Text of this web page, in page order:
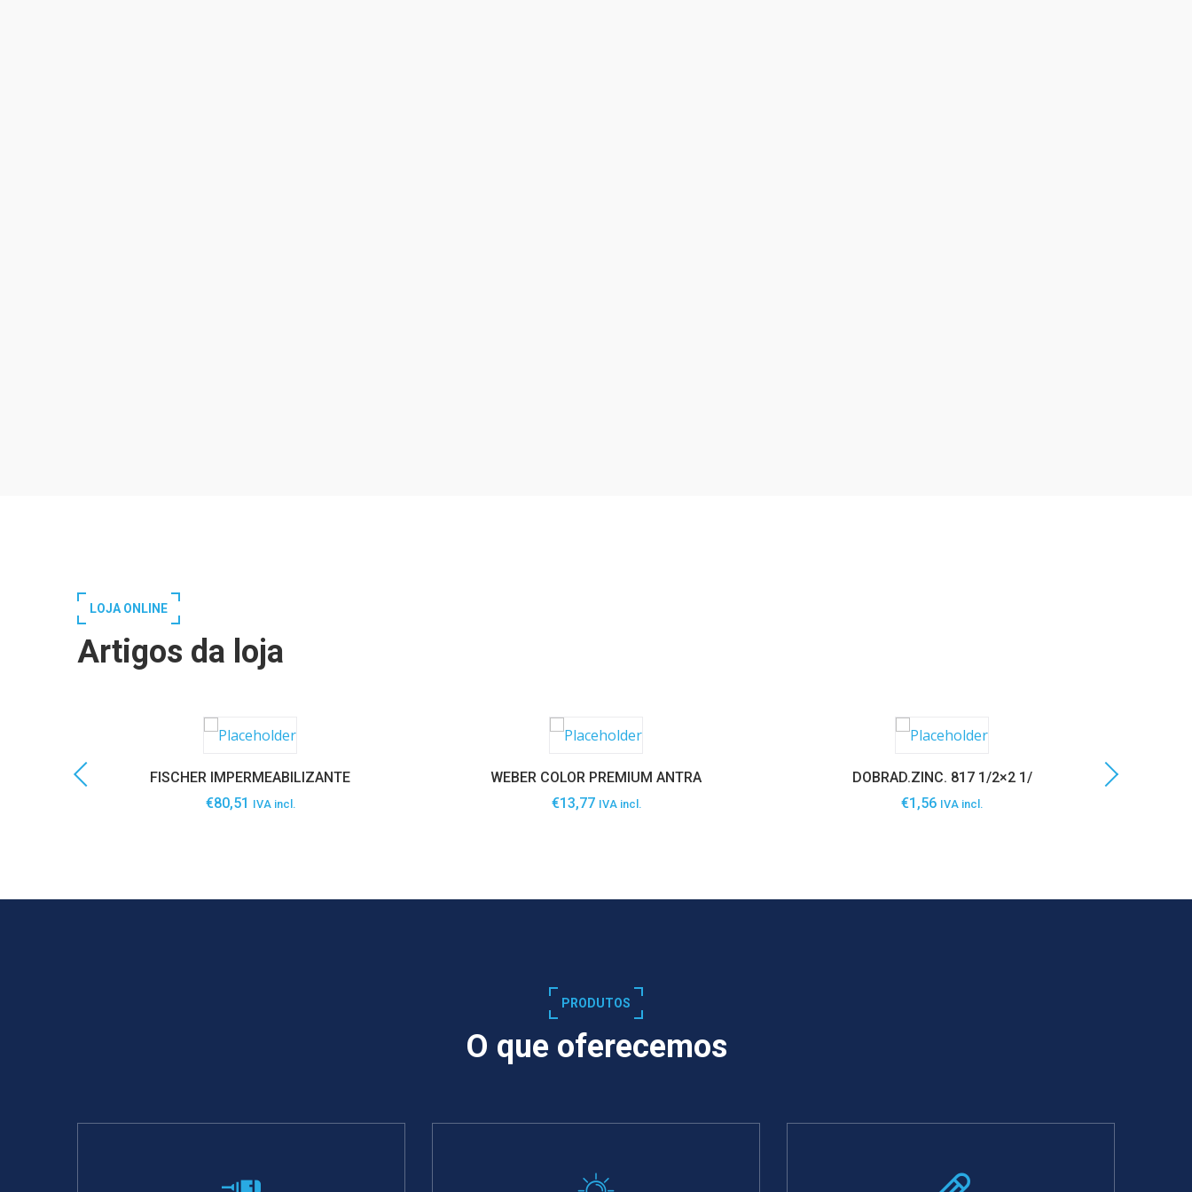
LOJA ONLINE
Artigos da loja
FISCHER IMPERMEABILIZANTE
€80,51 IVA incl.
WEBER COLOR PREMIUM ANTRA
€13,77 IVA incl.
DOBRAD.ZINC. 817 1/2×2 1/
€1,56 IVA incl.
PRODUTOS
O que oferecemos